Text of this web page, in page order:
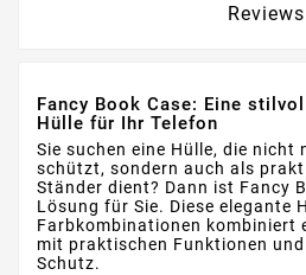
Reviews
Fancy Book Case: Eine
Hülle für Ihr Telefon
Sie suchen eine Hülle, die nicht
schützt, sondern auch als
Ständer dient? Dann ist Fancy
Lösung für Sie. Diese elegante
Farbkombinationen kombiniert
mit praktischen Funktionen
Schutz.